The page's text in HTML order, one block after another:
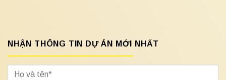
NHẬN THÔNG TIN DỰ ÁN MỚI NHẤT